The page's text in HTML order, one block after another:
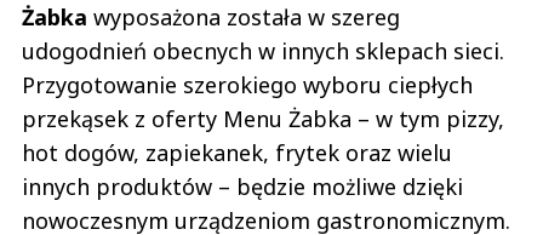
Żabka wyposażona została w szereg
udogodnień obecnych w innych sklepach sieci.
Przygotowanie szerokiego wyboru ciepłych
przekąsek z oferty Menu Żabka – w tym pizzy,
hot dogów, zapiekanek, frytek oraz wielu
innych produktów – będzie możliwe dzięki
nowoczesnym urządzeniom gastronomicznym.